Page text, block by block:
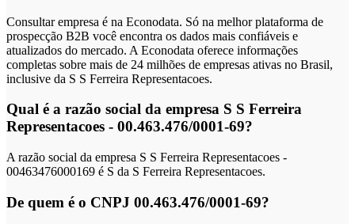
Consultar empresa é na Econodata. Só na melhor plataforma de
prospecção B2B você encontra os dados mais confiáveis e
atualizados do mercado. A Econodata oferece informações
completas sobre mais de 24 milhões de empresas ativas no Brasil,
inclusive da S S Ferreira Representacoes.
Qual é a razão social da empresa S S Ferreira
Representacoes - 00.463.476/0001-69?
A razão social da empresa S S Ferreira Representacoes -
00463476000169 é S da S Ferreira Representacoes.
De quem é o CNPJ 00.463.476/0001-69?